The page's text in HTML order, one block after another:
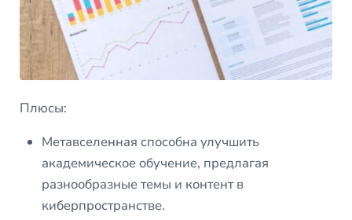
Плюсы:
Метавселенная способна улучшить
академическое обучение, предлагая
разнообразные темы и контент в
киберпространстве.